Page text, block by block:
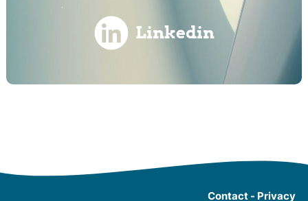
Linkedin
Contact - Privacy